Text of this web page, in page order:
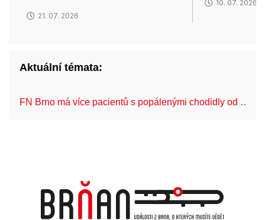
21. 07. 2026
10. 07. 2026
Aktuální témata:
FN Brno má více pacientů s popálenými chodidly od …